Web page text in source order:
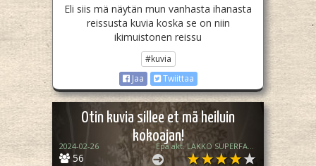
Eli siis mä näytän mun vanhasta ihanasta
reissusta kuvia koska se on niin
ikimuistonen reissu
#kuvia
Jaa
Twiittaa
Otin kuvia sillee et mä heiluin
kokoajan!
56
2024-02-26 Epä akt. LAKKO SUPERFANI/🍯HUNAJATUULI💨